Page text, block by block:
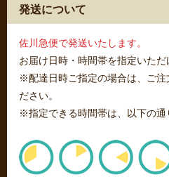
発送について
佐川急便で発送いたします。
お届け日時・時間帯を指定いただ
※配達日時ご指定の場合は、ご注
ださい。
※指定できる時間帯は、以下の通